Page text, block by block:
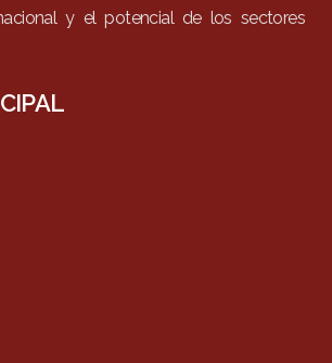
y el potencial de los sectores